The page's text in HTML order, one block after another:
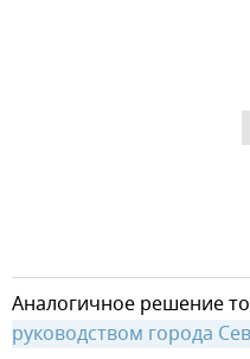
Аналогичное решение
руководством города